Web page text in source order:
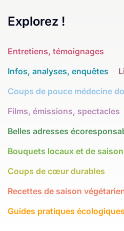
Explorez !
Entretiens, témoignages
Infos, analyses, enquêtes
Coups de pouce médecine
Films, émissions, spectacles
Belles adresses
Bouquets locaux et de saison
Coups de cœur durables
Recettes de saison
Guides pratiques écologiques